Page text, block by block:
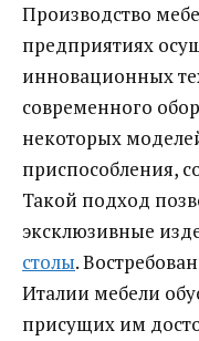
Производство
предприятиях
инновационных
современного
некоторых
приспособления,
Такой подход
эксклюзивные
столы.
Италии мебели
присущих им